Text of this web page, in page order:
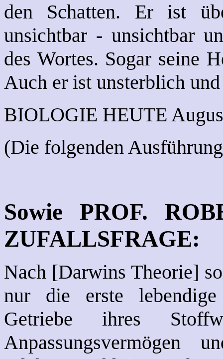
den Schatten. Er ist
unsichtbar - unsichtbar
des Wortes. Sogar seine
Auch er ist unsterblich
BIOLOGIE HEUTE
(Die folgenden
Sowie PROF.
ZUFALLSFRAGE:
Nach [Darwins Theorie]
nur die erste
Getriebe ihres
Anpassungsvermögen